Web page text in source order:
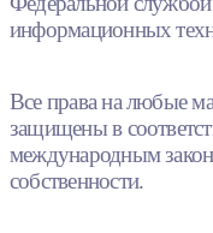
информационных
Все права на любые
защищены в
международным
собственности.